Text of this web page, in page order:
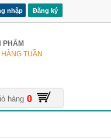
Đăng ký
PHẨM
HÀNG TUẦN
hàng 0